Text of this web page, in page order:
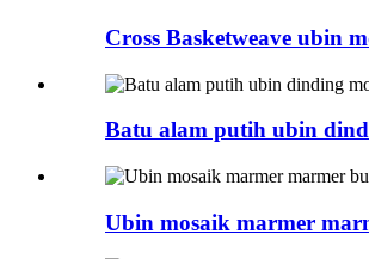
Cross Basketweave ubin
Batu alam putih ubin
Ubin mosaik marmer